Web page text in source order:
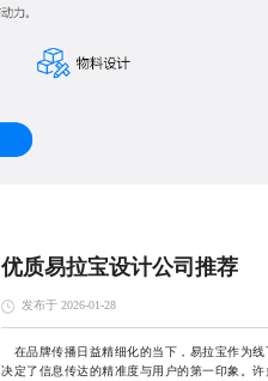
优质易拉宝设计公司推荐
发布于 2026-01-28
在品牌传播日益精细化的当下，易拉宝作为
决定了信息传达的精准度与用户的第一印象。